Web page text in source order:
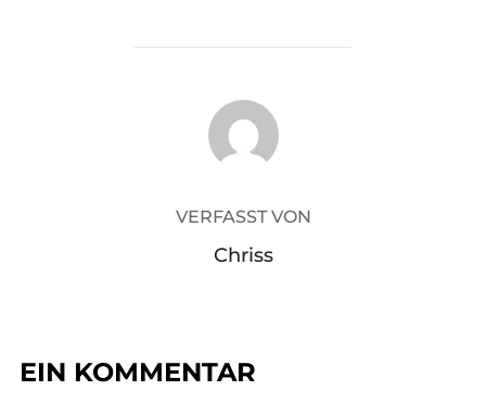
BEITRAGSAUTOR
VERFASST VON
Chriss
EIN KOMMENTAR